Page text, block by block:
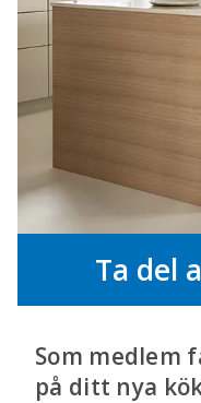
Ta del
Som medlem
på ditt nya